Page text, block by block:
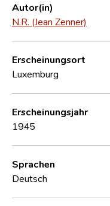
Autor(in)
N.R. (Jean Zenner)
Erscheinungsort
Luxemburg
Erscheinungsjahr
1945
Sprachen
Deutsch